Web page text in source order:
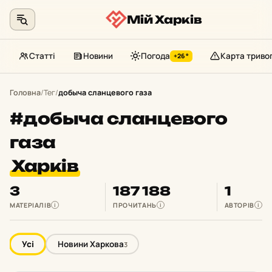
Мій Харків
Статті Новини Погода +26° Карта
Головна/Тег/добыча сланцевого газа
#добыча сланцевого
газа
Харків
3
МАТЕРІАЛІВ i
187 188
ПРОЧИТАНЬ i
1
АВТОРІВ i
Усі Новини Харкова3